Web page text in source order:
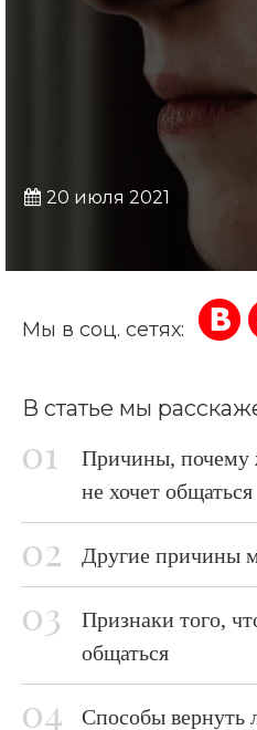
20 июля 2021
Мы в соц. сетях:
В статье мы
Причины, почему
не хочет общаться
Другие причины
Признаки того,
общаться
Способы вернуть